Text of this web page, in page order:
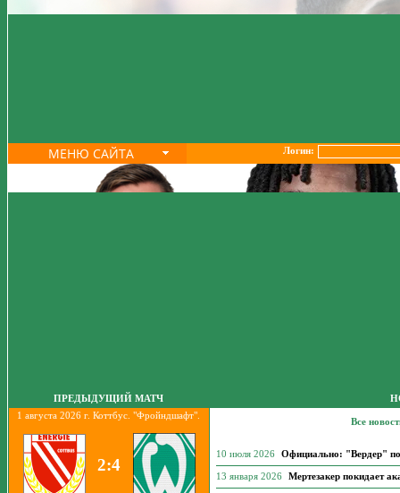
МЕНЮ САЙТА Логин:
ПРЕДЫДУЩИЙ МАТЧ
1 августа 2026 г. Коттбус. "Фройндшафт".
2:4
Все
10 июля 2026 Официально: "Вердер"
13 января 2026 Мертезакер покидает